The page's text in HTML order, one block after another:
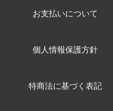
お支払いについて
個人情報保護方針
特商法に基づく表記